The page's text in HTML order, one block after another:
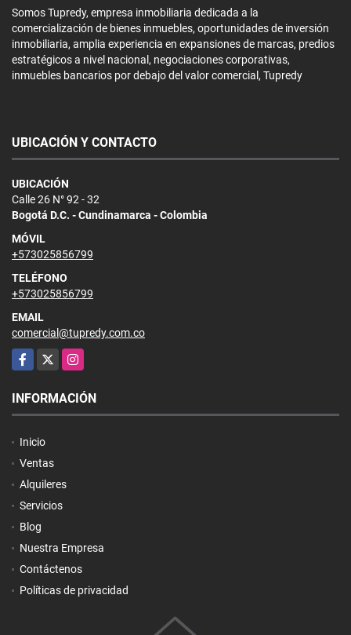
Somos Tupredy, empresa inmobiliaria dedicada a la
comercialización de bienes inmuebles, oportunidades de inversión
inmobiliaria, amplia experiencia en expansiones de marcas, predios
estratégicos a nivel nacional, negociaciones corporativas,
inmuebles bancarios por debajo del valor comercial, Tupredy
UBICACIÓN Y CONTACTO
UBICACIÓN
Calle 26 N° 92 - 32
Bogotá D.C. - Cundinamarca - Colombia
MÓVIL
+573025856799
TELÉFONO
+573025856799
EMAIL
comercial@tupredy.com.co
Facebook
X Instagram
INFORMACIÓN
Inicio
Ventas
Alquileres
Servicios
Blog
Nuestra Empresa
Contáctenos
Políticas de privacidad